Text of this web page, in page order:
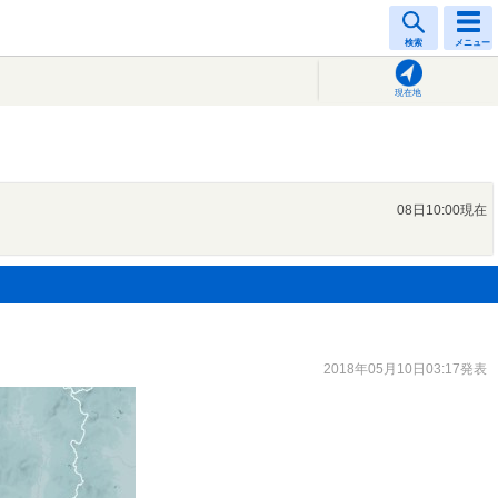
検索 メニュー
現在地
08日10:00現在
2018年05月10日03:17発表